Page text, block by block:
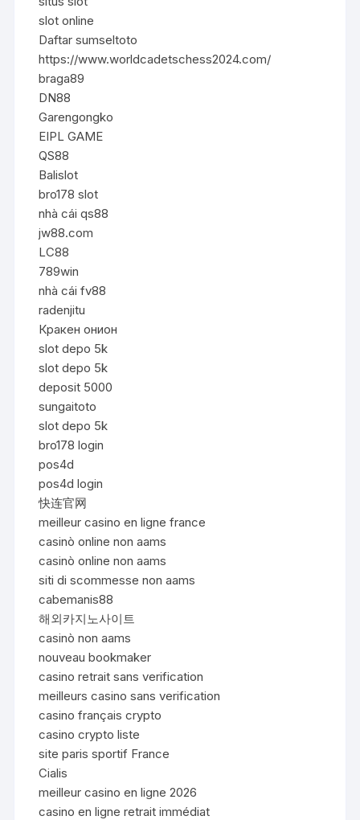
slot online
Daftar sumseltoto
https://www.worldcadetschess2024.com/
braga89
DN88
Garengongko
EIPL GAME
QS88
Balislot
bro178 slot
nhà cái qs88
jw88.com
LC88
789win
nhà cái fv88
radenjitu
Кракен онион
slot depo 5k
slot depo 5k
deposit 5000
sungaitoto
slot depo 5k
bro178 login
pos4d
pos4d login
快连官网
meilleur casino en ligne france
casinò online non aams
casinò online non aams
siti di scommesse non aams
cabemanis88
해외카지노사이트
casinò non aams
nouveau bookmaker
casino retrait sans verification
meilleurs casino sans verification
casino français crypto
casino crypto liste
site paris sportif France
Cialis
meilleur casino en ligne 2026
casino en ligne retrait immédiat